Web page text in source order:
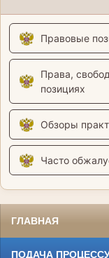
Правовые
Права,
позициях
Обзоры
Часто
ГЛАВНАЯ
ПОДАЧА